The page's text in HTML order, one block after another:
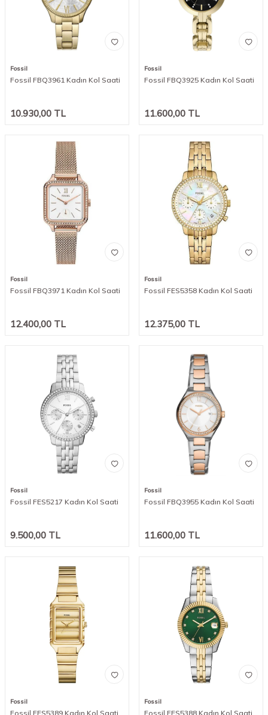
Fossil
Fossil FBQ3961 Kadın Kol Saati
10.930,00 TL
Fossil
Fossil FBQ3925 Kadın Kol Saati
11.600,00 TL
Fossil
Fossil FBQ3971 Kadın Kol Saati
12.400,00 TL
Fossil
Fossil FES5358 Kadın Kol Saati
12.375,00 TL
Fossil
Fossil FES5217 Kadın Kol Saati
9.500,00 TL
Fossil
Fossil FBQ3955 Kadın Kol Saati
11.600,00 TL
Fossil
Fossil FES5389 Kadın Kol Saati
Fossil
Fossil FES5388 Kadın Kol Saati